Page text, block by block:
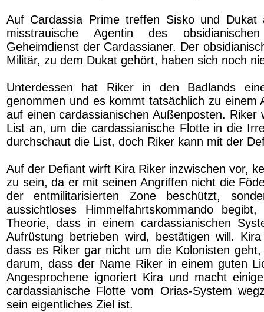
Auf Cardassia Prime treffen Sisko und Dukat
misstrauische Agentin des
Geheimdienst der Cardassianer. Der
Militär, zu dem Dukat gehört, haben sich noch
Unterdessen hat Riker in den Badlands
genommen und es kommt tatsächlich zu einem
auf einen cardassianischen Außenposten. Riker
List an, um die cardassianische Flotte in die
durchschaut die List, doch Riker kann mit der
Auf der Defiant wirft Kira Riker inzwischen vor,
zu sein, da er mit seinen Angriffen nicht die
der entmilitarisierten Zone beschützt,
aussichtloses Himmelfahrtskommando
Theorie, dass in einem cardassianischen
Aufrüstung betrieben wird, bestätigen will.
dass es Riker gar nicht um die Kolonisten
darum, dass der Name Riker in einem guten
Angesprochene ignoriert Kira und macht
cardassianische Flotte vom Orias-System
sein eigentliches Ziel ist.